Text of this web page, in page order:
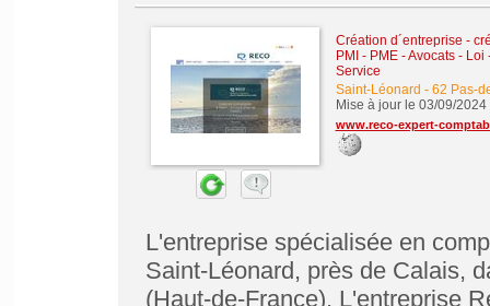
Création d´entreprise -
PMI - PME-Avocats - Loi
Service
Saint-Léonard - 62 Pas-
Mise à jour le 03/09/2024
www.reco-expert-
L'entreprise spécialisée en
Saint-Léonard, près de Calais,
(Haut-de-France). L'entreprise